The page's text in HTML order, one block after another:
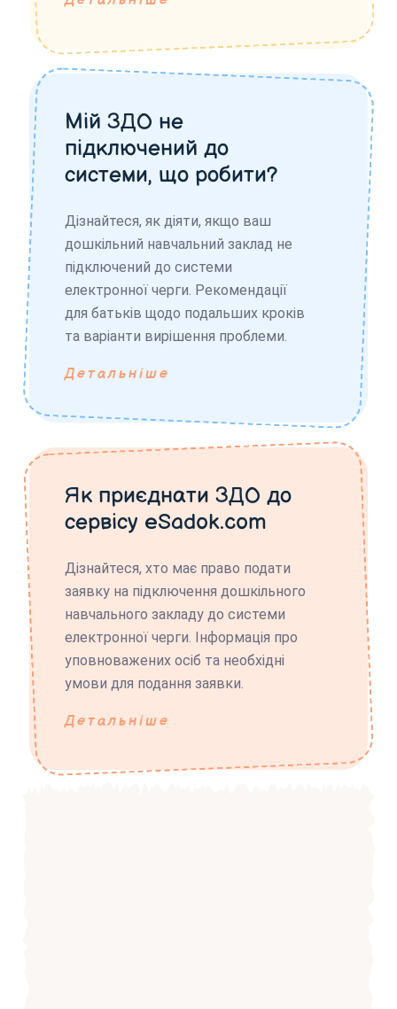
Мій ЗДО не
підключений до
системи, що робити?
Дізнайтеся, як діяти, якщо ваш
дошкільний навчальний заклад не
підключений до системи
електронної черги. Рекомендації
для батьків щодо подальших кроків
та варіанти вирішення проблеми.
Детальніше
Як приєднати ЗДО до
сервісу eSadok.com
Дізнайтеся, хто має право подати
заявку на підключення дошкільного
навчального закладу до системи
електронної черги. Інформація про
уповноважених осіб та необхідні
умови для подання заявки.
Детальніше